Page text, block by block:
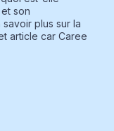
son
plus sur la
article car Caree